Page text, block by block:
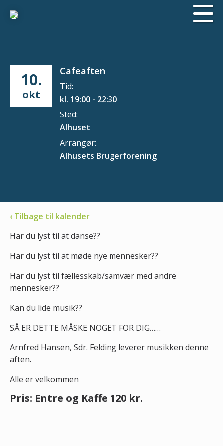
10.
okt
Cafeaften
Tid:
kl. 19:00 - 22:30
Sted:
Alhuset
Arrangør:
Alhusets Brugerforening
‹ Tilbage til kalender
Har du lyst til at danse??
Har du lyst til at møde nye mennesker??
Har du lyst til fællesskab/samvær med andre
mennesker??
Kan du lide musik??
SÅ ER DETTE MÅSKE NOGET FOR DIG……
Arnfred Hansen, Sdr. Felding leverer musikken denne
aften.
Alle er velkommen
Pris: Entre og Kaffe 120 kr.